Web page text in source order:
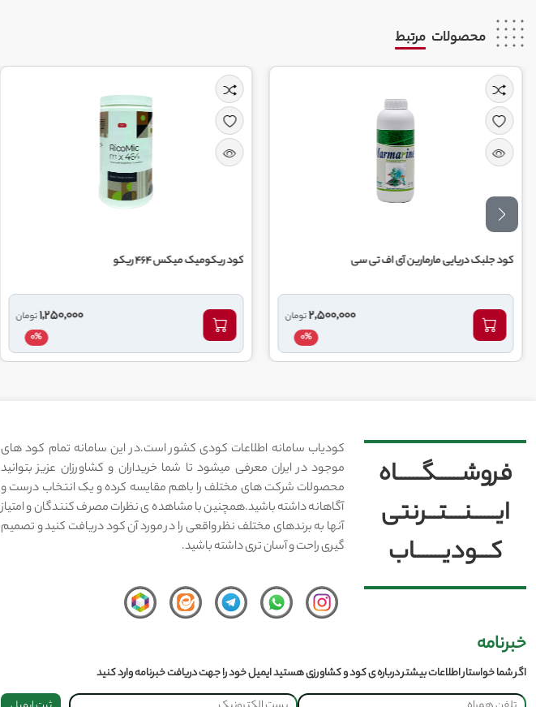
محصولات مرتبط
آی اف تی سی
فروشــــــگــــــاه
ایــــــنــــتـــرنتی
کـــودیـــــــاب
کودیاب سامانه اطلاعات کودی کشور است.در این سامانه تمام کود های
موجود در ایران معرفی میشود تا شما خریداران و کشاورزان عزیز بتوانید
محصولات شرکت های مختلف را باهم مقایسه کرده و یک انتخاب درست و
آگاهانه داشته باشید.همچنین با مشاهده ی نظرات مصرف کنندگان و امتیاز
آنها به برندهای مختلف نظر واقعی را در مورد آن کود دریافت کنید و تصمیم
گیری راحت و آسان تری داشته باشید.
خبرنامه
اگر شما خواستار اطلاعات بیشتر درباره ی کود و کشاورزی هستید ایمیل خود را جهت دریافت خبرنامه وارد کنید